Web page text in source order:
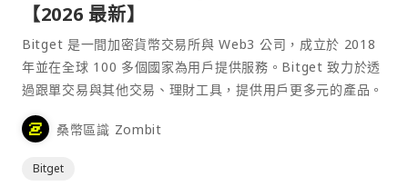
【2026 最新】
Bitget 是一間加密貨幣交易所與 Web3 公司，成立於 2018
年並在全球 100 多個國家為用戶提供服務。Bitget 致力於透
過跟單交易與其他交易、理財工具，提供用戶更多元的產品。
桑幣區識 Zombit
Bitget